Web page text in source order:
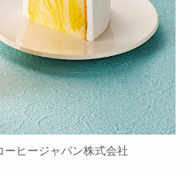
ヒージャパン株式会社